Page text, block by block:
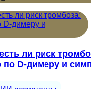
ли риск
по D-димеру и